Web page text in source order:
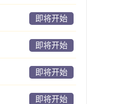
即将开始
即将开始
即将开始
即将开始